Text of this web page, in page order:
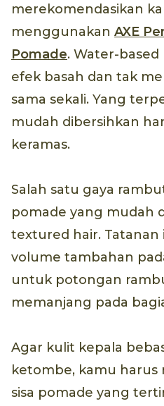
merekomendasikan
menggunakan AXE
Pomade. Water-
efek basah dan tak
sama sekali. Yang
mudah dibersihkan
keramas.
Salah satu gaya
pomade yang mudah
textured hair. Tatanan
volume tambahan
untuk potongan
memanjang pada
Agar kulit kepala
ketombe, kamu harus
sisa pomade yang